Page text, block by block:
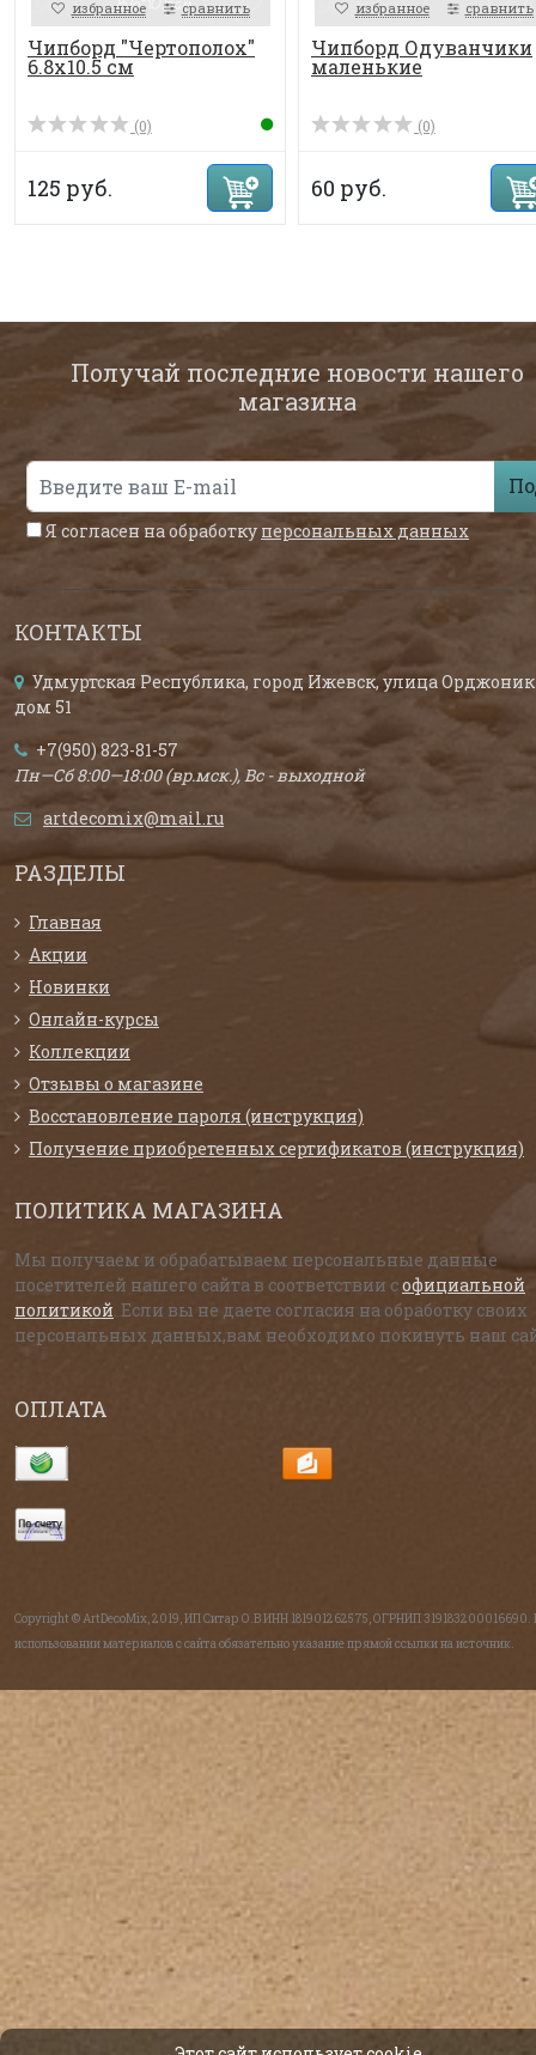
избранное сравнить
Чипборд "Чертополох"
6.8х10.5 см
(0)
125 руб.
избранное сравнить
Чипборд Одуванчики
маленькие
(0)
60 руб.
Получай последние новости нашего
магазина
Я согласен на обработку персональных данных
КОНТАКТЫ
Удмуртская Республика, город Ижевск, улица
дом 51
+7(950) 823-81-57
Пн—Сб 8:00—18:00 (вр.мск.), Вс - выходной
artdecomix@mail.ru
РАЗДЕЛЫ
Главная
Акции
Новинки
Онлайн-курсы
Коллекции
Отзывы о магазине
Восстановление пароля (инструкция)
Получение приобретенных сертификатов (инструкция)
ПОЛИТИКА МАГАЗИНА
Мы получаем и обрабатываем персональные данные
посетителей нашего сайта в соответствии софициальной
политикой . Если вы не даете согласия на обработку своих
персональных данных,вам необходимо покинуть наш
ОПЛАТА
Copyright © ArtDecoMix, 2019, ИП Ситар О.В ИНН 181901262575, ОГРНИП 319183200016690.
использовании материалов с сайта обязательно указание прямой ссылки на источник.